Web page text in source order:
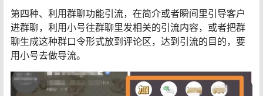
第四种、利用群聊功能引流，在简介或者瞬间里引导客户
进群聊，利用小号往群聊里发相关的引流内容，或者把群
聊生成这种群口令形式放到评论区，达到引流的目的，要
用小号去做导流。